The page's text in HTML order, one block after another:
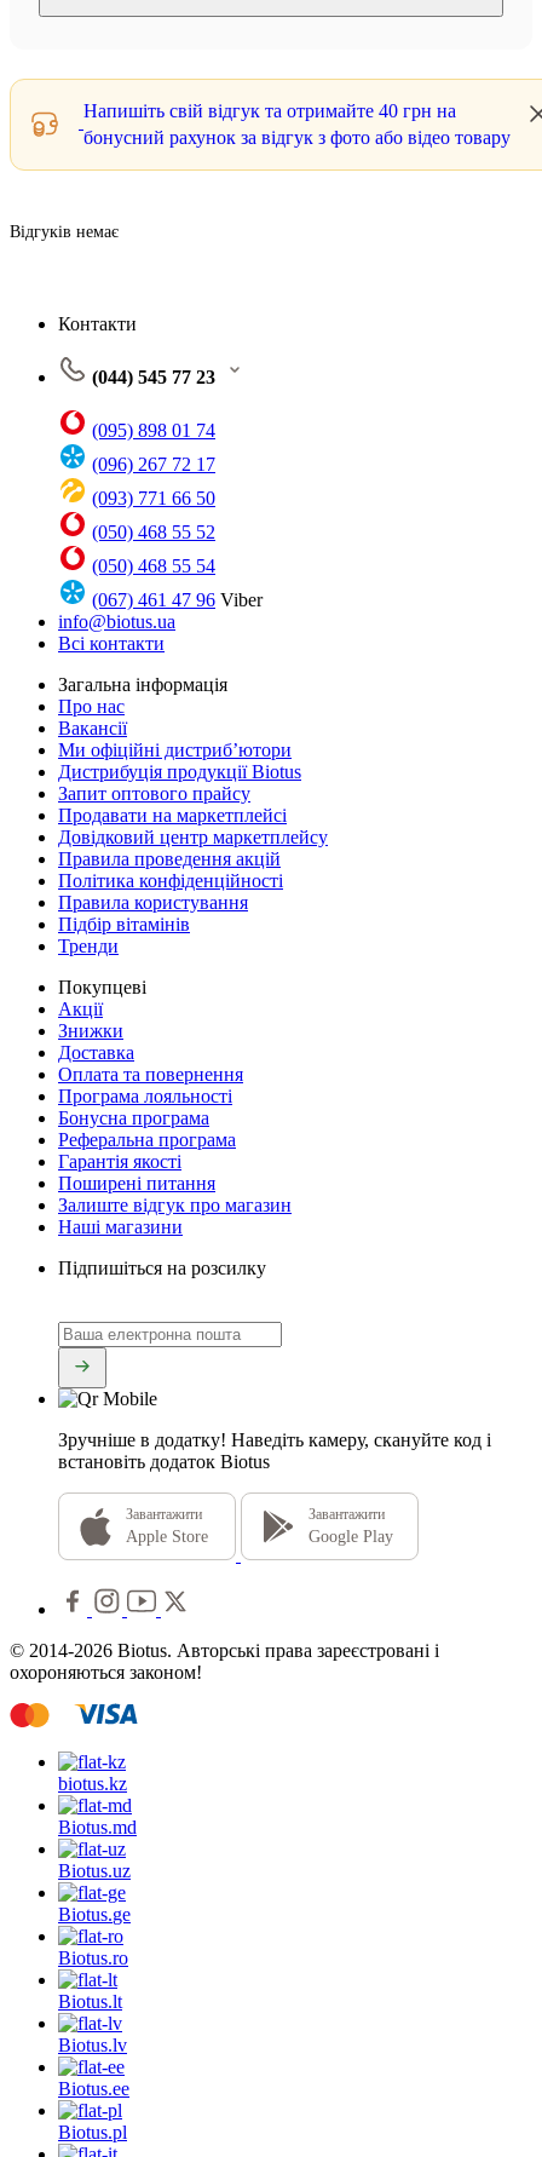
Напишіть свій відгук та отримайте 40 грн на
бонусний рахунок за відгук з фото або відео товару
Відгуків немає
Контакти
(044) 545 77 23
(095) 898 01 74
(096) 267 72 17
(093) 771 66 50
(050) 468 55 52
(050) 468 55 54
(067) 461 47 96 Viber
info@biotus.ua
Всі контакти
Загальна інформація
Про нас
Вакансії
Ми офіційні дистриб’ютори
Дистрибуція продукції Biotus
Запит оптового прайсу
Продавати на маркетплейсі
Довідковий центр маркетплейсу
Правила проведення акцій
Політика конфіденційності
Правила користування
Підбір вітамінів
Тренди
Покупцеві
Акції
Знижки
Доставка
Оплата та повернення
Програма лояльності
Бонусна програма
Реферальна програма
Гарантія якості
Поширені питання
Залиште відгук про магазин
Наші магазини
Підпишіться на розсилку
Зручніше в додатку! Наведіть камеру, скануйте код і
встановіть додаток Biotus
Завантажити
Apple Store
Завантажити
Google Play
© 2014-2026 Biotus. Авторські права зареєстровані і
охороняються законом!
biotus.kz
Biotus.md
Biotus.uz
Biotus.ge
Biotus.ro
Biotus.lt
Biotus.lv
Biotus.ee
Biotus.pl